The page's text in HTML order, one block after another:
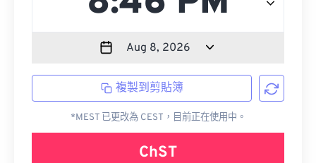
複製到剪貼簿
*MEST 已更改為 CEST，目前正在使用中。
ChST